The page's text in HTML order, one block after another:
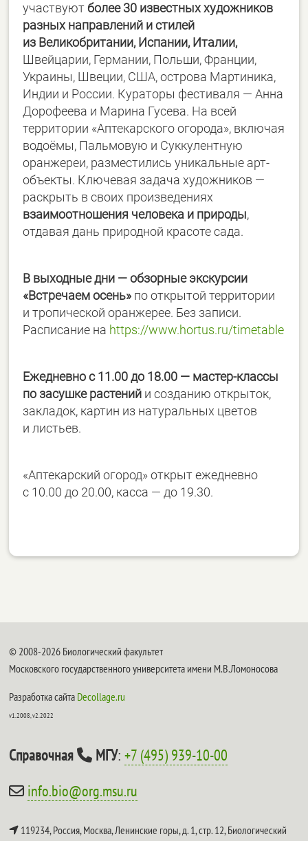
участвуютболее 30 известных художников
разных направлений и стилей
из Великобритании, Испании, Италии,
Швейцарии, Германии, Польши, Франции,
Украины, Швеции, США, острова Мартиника,
Индии и России. Кураторы фестиваля — Анна
Дорофеева и Марина Гусева. На всей
территории «Аптекарского огорода», включая
водоёмы, Пальмовую и Суккулентную
оранжереи, разместились уникальные арт-
объекты. Ключевая задача художников —
раскрыть в своих произведениях
взаимоотношения человека и природы,
отдавая дань природной красоте сада.
В выходные дни — обзорные экскурсии
«Встречаем осень» по открытой территории
и тропической оранжерее. Без записи.
Расписание на https://www.hortus.ru/timetable
Ежедневно с 11.00 до 18.00 — мастер-классы
по засушке растений и созданию открыток,
закладок, картин из натуральных цветов
и листьев.
«Аптекарский огород» открыт ежедневно
с 10.00 до 20.00, касса — до 19.30.
© 2008-2026 Биологический факультет
Московского государственного университета имени М.В.Ломоносова
Разработка сайта Decollage.ru
v1.2008, v2.2022
Справочная МГУ:+7 (495) 939-10-00
info.bio@org.msu.ru
119234, Россия, Москва, Ленинские горы, д. 1, стр. 12,Биологический